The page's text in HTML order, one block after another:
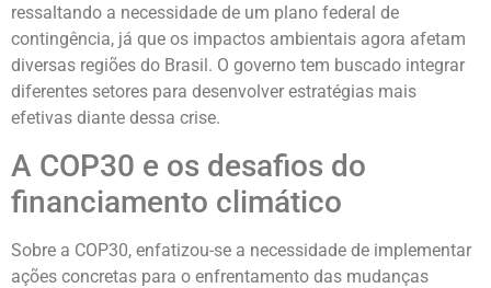
ressaltando a necessidade de um plano federal de
contingência, já que os impactos ambientais agora afetam
diversas regiões do Brasil. O governo tem buscado integrar
diferentes setores para desenvolver estratégias mais
efetivas diante dessa crise.
A COP30 e os desafios do
financiamento climático
Sobre a COP30, enfatizou-se a necessidade de implementar
ações concretas para o enfrentamento das mudanças